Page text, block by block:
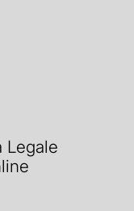
Legale